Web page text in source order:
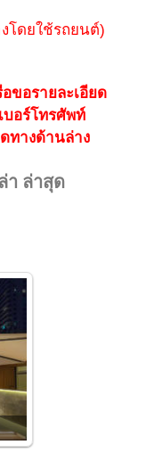
โดยใช้รถยนต์)
ขอรายละเอียด
บอร์โทรศัพท์
ทางด้านล่าง
า ล่าสุด